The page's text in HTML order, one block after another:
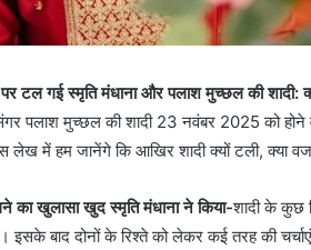
टल गई स्मृति मंधाना और पलाश मुच्छल की शादी:
पलाश मुच्छल की शादी 23 नवंबर 2025 को
लेख में हम जानेंगे कि आखिर शादी क्यों टली, क्या
का खुलासा खुद स्मृति मंधाना ने किया-शादी के कुछ
इसके बाद दोनों के रिश्ते को लेकर कई तरह की